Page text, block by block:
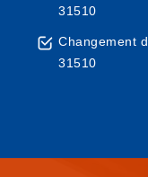
31510
Changement
31510